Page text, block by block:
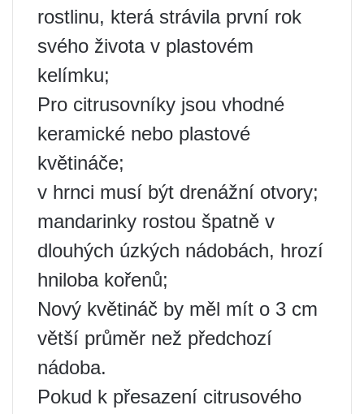
rostlinu, která strávila první rok
svého života v plastovém
kelímku;
Pro citrusovníky jsou vhodné
keramické nebo plastové
květináče;
v hrnci musí být drenážní otvory;
mandarinky rostou špatně v
dlouhých úzkých nádobách, hrozí
hniloba kořenů;
Nový květináč by měl mít o 3 cm
větší průměr než předchozí
nádoba.
Pokud k přesazení citrusového